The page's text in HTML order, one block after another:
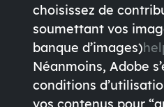
choisissez de
soumettant vos
banque d’images)
Néanmoins, Adobe
conditions
vos contenus pour